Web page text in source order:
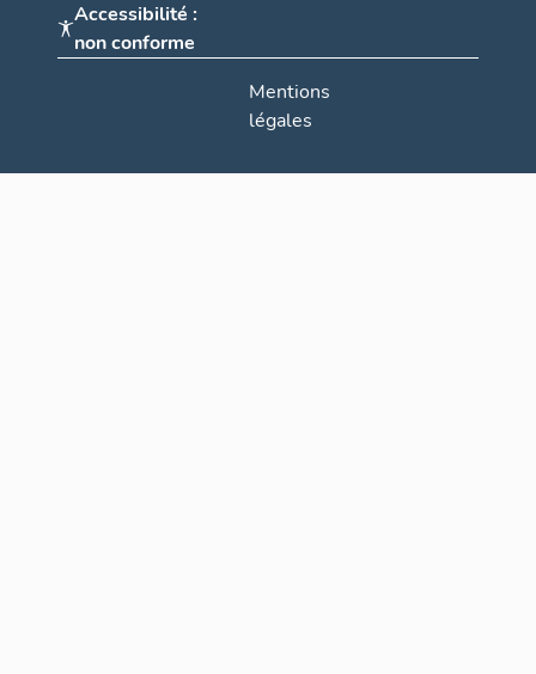
Accessibilité :
non conforme
Mentions
légales